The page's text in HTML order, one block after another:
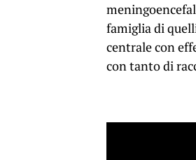
famiglia di
centrale con
con tanto di